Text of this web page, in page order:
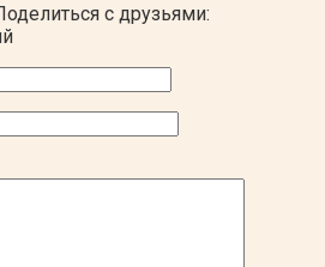
с друзьями: